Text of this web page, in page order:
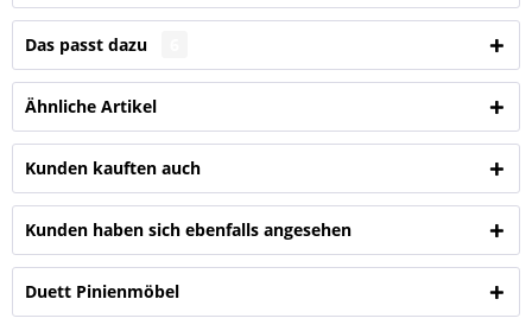
Das passt dazu
Ähnliche Artikel
Kunden kauften auch
Kunden haben sich ebenfalls angesehen
Duett Pinienmöbel